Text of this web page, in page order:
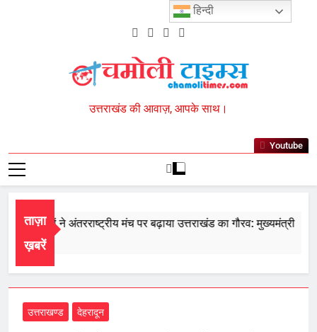
Chamoli Times
उत्तराखंड की आवाज़, आपके साथ।
Youtube
ताज़ा
ख़बरें
ने अंतरराष्ट्रीय मंच पर बढ़ाया उत्तराखंड का गौरव: मुख्यमंत्री
2026
उत्तराखण्ड देहरादून
हिन्दी